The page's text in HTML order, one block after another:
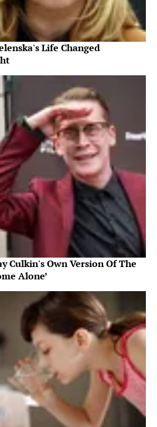
Life Changed
Culkin's Own Version Of The
Alone’